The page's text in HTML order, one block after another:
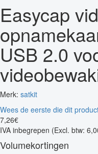
Easycap
USB 2.0
Merk: satkit
Wees de eerste die dit
7,26€
IVA inbegrepen (Excl. btw:
Volumekortingen